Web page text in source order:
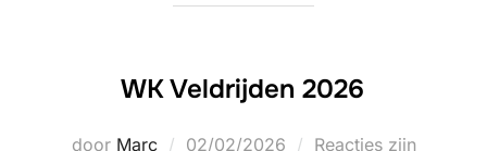
WK Veldrijden 2026
door Marc Geplaatst
02/02/2026 Reacties zijn